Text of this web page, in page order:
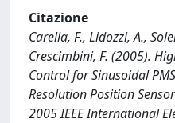
Citazione
Carella, F., Lidozzi, A.,
Crescimbini, F. (2005).
Control for Sinusoidal
Resolution Position
2005 IEEE International